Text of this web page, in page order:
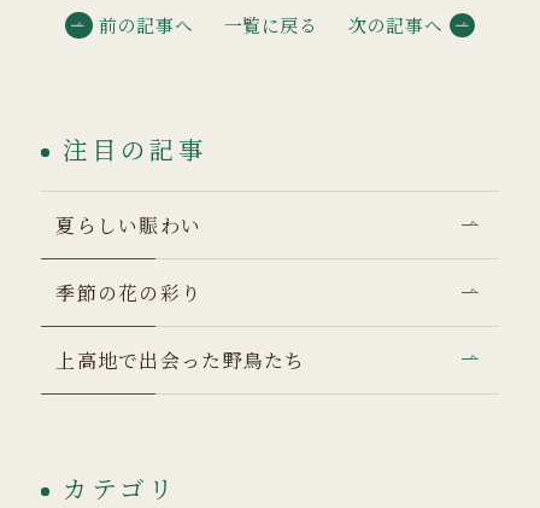
前の記事へ 一覧に戻る 次の記事へ
注目の記事
夏らしい賑わい
季節の花の彩り
上高地で出会った野鳥たち
カテゴリ